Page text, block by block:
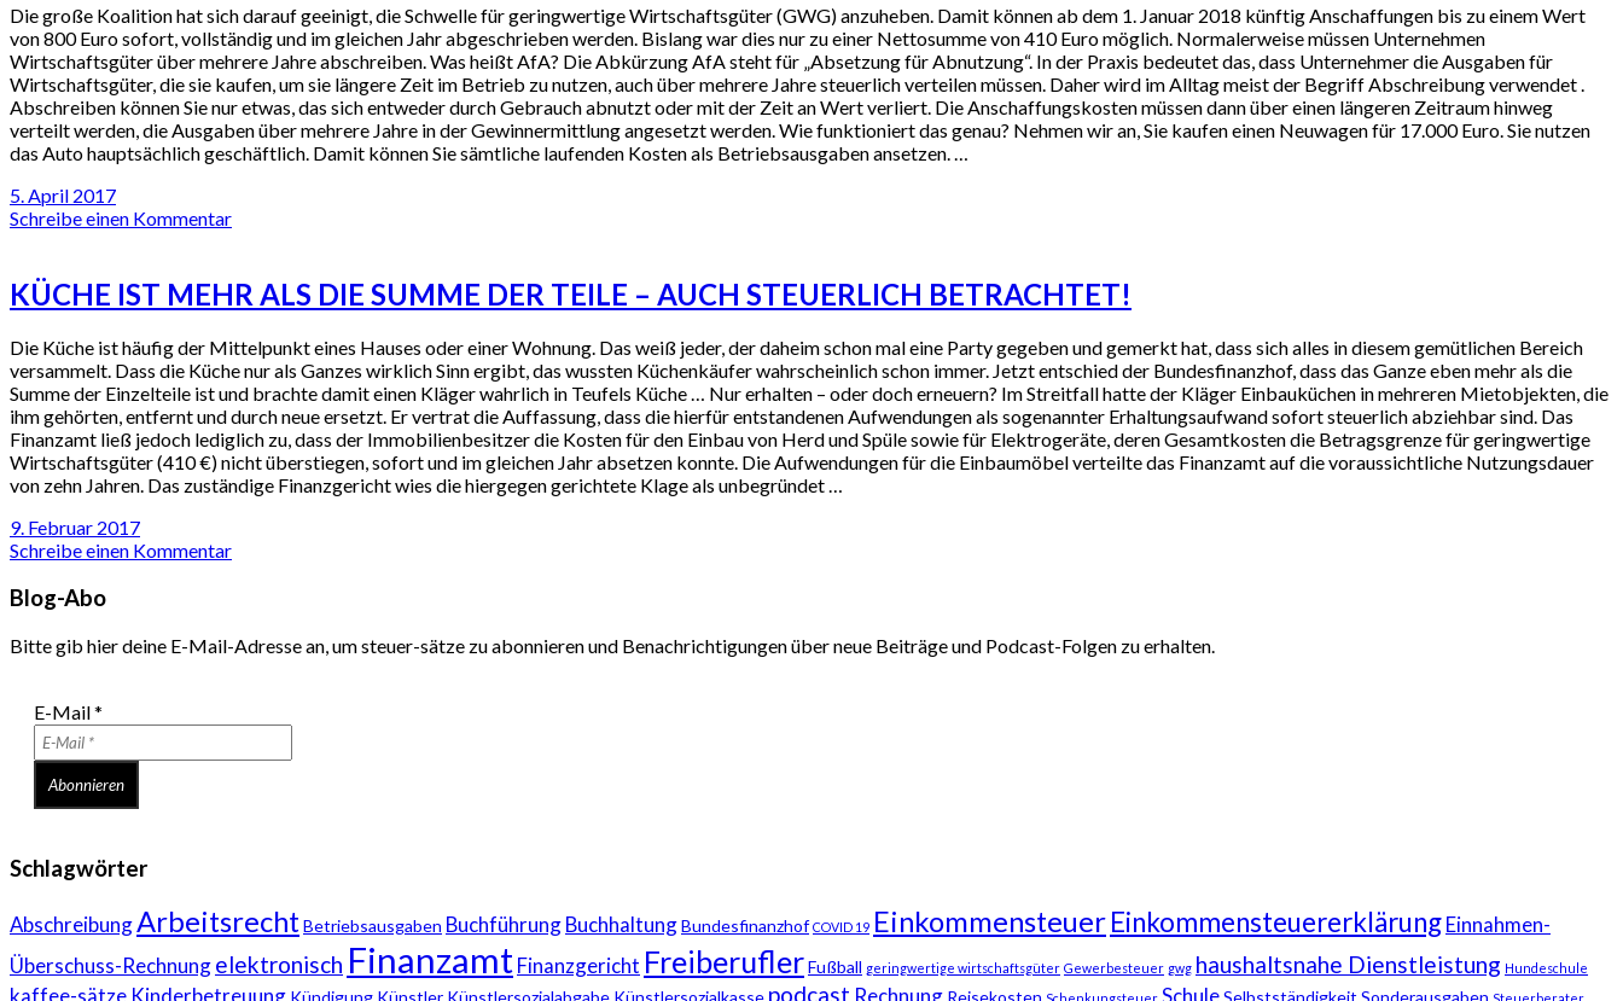
Die große Koalition hat sich darauf geeinigt, die Schwelle für geringwertige Wirtschaftsgüter (GWG) anzuheben. Damit können ab dem 1. Januar 2018 künftig Anschaffungen bis zu einem Wert
von 800 Euro sofort, vollständig und im gleichen Jahr abgeschrieben werden. Bislang war dies nur zu einer Nettosumme von 410 Euro möglich. Normalerweise müssen Unternehmen
Wirtschaftsgüter über mehrere Jahre abschreiben. Was heißt AfA? Die Abkürzung AfA steht für „Absetzung für Abnutzung“. In der Praxis bedeutet das, dass Unternehmer die Ausgaben für
Wirtschaftsgüter, die sie kaufen, um sie längere Zeit im Betrieb zu nutzen, auch über mehrere Jahre steuerlich verteilen müssen. Daher wird im Alltag meist der Begriff Abschreibung verwendet .
Abschreiben können Sie nur etwas, das sich entweder durch Gebrauch abnutzt oder mit der Zeit an Wert verliert. Die Anschaffungskosten müssen dann über einen längeren Zeitraum hinweg
verteilt werden, die Ausgaben über mehrere Jahre in der Gewinnermittlung angesetzt werden. Wie funktioniert das genau? Nehmen wir an, Sie kaufen einen Neuwagen für 17.000 Euro. Sie nutzen
das Auto hauptsächlich geschäftlich. Damit können Sie sämtliche laufenden Kosten als Betriebsausgaben ansetzen. …
5. April 2017
Schreibe einen Kommentar
KÜCHE IST MEHR ALS DIE SUMME DER TEILE – AUCH STEUERLICH BETRACHTET!
Die Küche ist häufig der Mittelpunkt eines Hauses oder einer Wohnung. Das weiß jeder, der daheim schon mal eine Party gegeben und gemerkt hat, dass sich alles in diesem gemütlichen Bereich
versammelt. Dass die Küche nur als Ganzes wirklich Sinn ergibt, das wussten Küchenkäufer wahrscheinlich schon immer. Jetzt entschied der Bundesfinanzhof, dass das Ganze eben mehr als die
Summe der Einzelteile ist und brachte damit einen Kläger wahrlich in Teufels Küche … Nur erhalten – oder doch erneuern? Im Streitfall hatte der Kläger Einbauküchen in mehreren Mietobjekten, die
ihm gehörten, entfernt und durch neue ersetzt. Er vertrat die Auffassung, dass die hierfür entstandenen Aufwendungen als sogenannter Erhaltungsaufwand sofort steuerlich abziehbar sind. Das
Finanzamt ließ jedoch lediglich zu, dass der Immobilienbesitzer die Kosten für den Einbau von Herd und Spüle sowie für Elektrogeräte, deren Gesamtkosten die Betragsgrenze für geringwertige
Wirtschaftsgüter (410 €) nicht überstiegen, sofort und im gleichen Jahr absetzen konnte. Die Aufwendungen für die Einbaumöbel verteilte das Finanzamt auf die voraussichtliche Nutzungsdauer
von zehn Jahren. Das zuständige Finanzgericht wies die hiergegen gerichtete Klage als unbegründet …
9. Februar 2017
Schreibe einen Kommentar
Blog-Abo
Bitte gib hier deine E-Mail-Adresse an, um steuer-sätze zu abonnieren und Benachrichtigungen über neue Beiträge und Podcast-Folgen zu erhalten.
E-Mail*
Schlagwörter
AbschreibungArbeitsrechtBetriebsausgaben BuchführungBuchhaltungBundesfinanzhof COVID 19 EinkommensteuerEinkommensteuererklärungEinnahmen-
Überschuss-Rechnungelektronisch Finanzamt Finanzgericht FreiberuflerFußball geringwertige wirtschaftsgüter Gewerbesteuer gwg haushaltsnahe Dienstleistung Hundeschule
kaffee-sätze Kinderbetreuung Kündigung Künstler Künstlersozialabgabe Künstlersozialkasse podcast Rechnung Reisekosten SchuleSelbstständigkeit Sonderausgaben